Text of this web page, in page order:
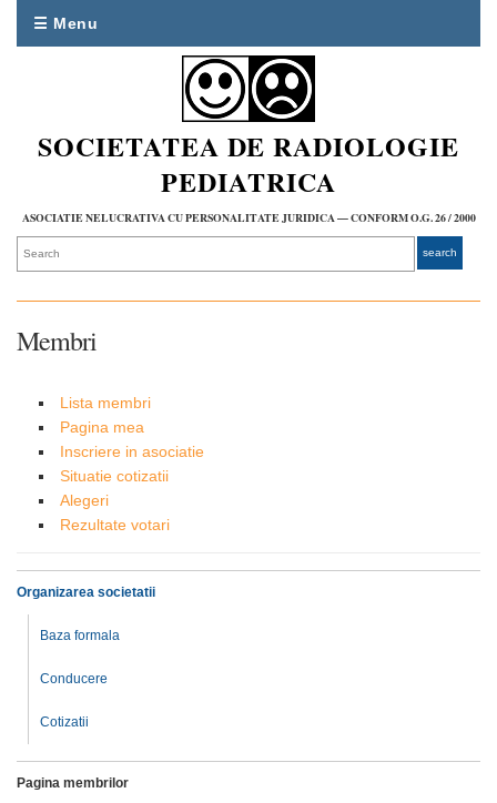
☰ Menu
SOCIETATEA DE RADIOLOGIE
PEDIATRICA
ASOCIATIE NELUCRATIVA CU PERSONALITATE JURIDICA — CONFORM O.G. 26 / 2000
Membri
Lista membri
Pagina mea
Inscriere in asociatie
Situatie cotizatii
Alegeri
Rezultate votari
Organizarea societatii
Baza formala
Conducere
Cotizatii
Pagina membrilor